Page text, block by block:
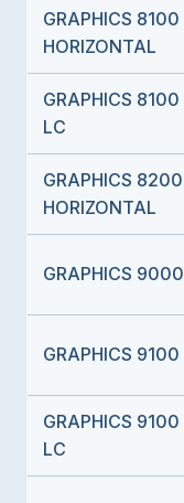
GRAPHICS 8100
HORIZONTAL
GRAPHICS 8100
LC
GRAPHICS 8200
HORIZONTAL
GRAPHICS 9000
GRAPHICS 9100
GRAPHICS 9100
LC